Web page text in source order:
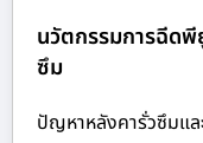
นวัตกรรมการฉีดพี
ซึม
ปัญหาหลังคารั่วซึมแล